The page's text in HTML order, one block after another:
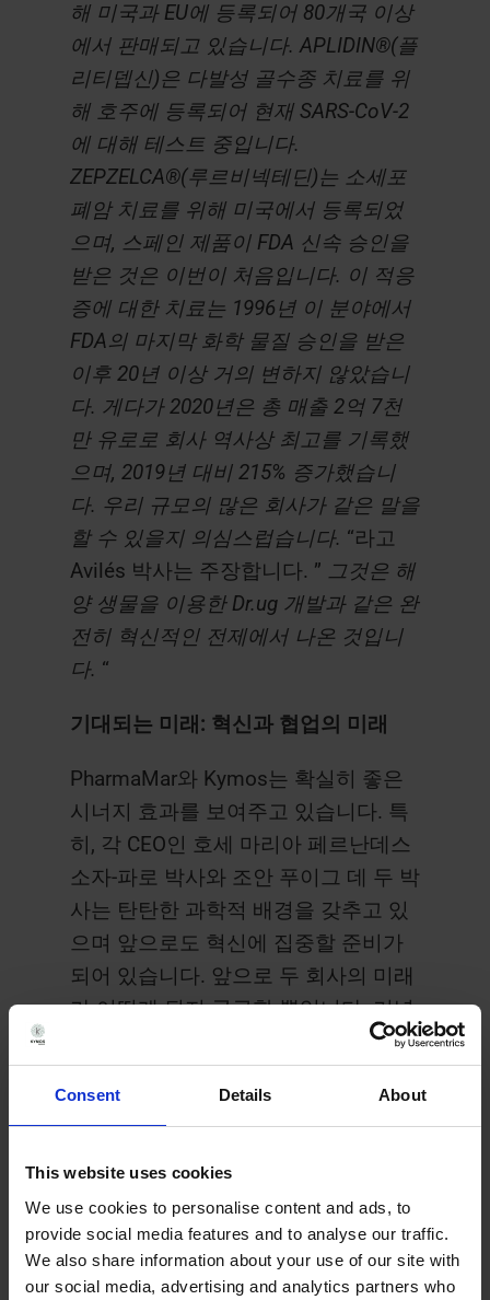
Consent Details About
This website uses cookies
We use cookies to personalise content and ads, to
provide social media features and to analyse our traffic.
We also share information about your use of our site with
our social media, advertising and analytics partners who
해 미국과 EU에 등록되어 80개국 이상
에서 판매되고 있습니다. APLIDIN®(플
리티뎁신)은 다발성 골수종 치료를 위
해 호주에 등록되어 현재 SARS-CoV-2
에 대해 테스트 중입니다.
ZEPZELCA®(루르비넥테딘)는 소세포
폐암 치료를 위해 미국에서 등록되었
으며, 스페인 제품이 FDA 신속 승인을
받은 것은 이번이 처음입니다. 이 적응
증에 대한 치료는 1996년 이 분야에서
FDA의 마지막 화학 물질 승인을 받은
이후 20년 이상 거의 변하지 않았습니
다. 게다가 2020년은 총 매출 2억 7천
만 유로로 회사 역사상 최고를 기록했
으며, 2019년 대비 215% 증가했습니
다. 우리 규모의 많은 회사가 같은 말을
할 수 있을지 의심스럽습니다. “라고
Avilés 박사는 주장합니다. ” 그것은 해
양 생물을 이용한 Dr.ug 개발과 같은 완
전히 혁신적인 전제에서 나온 것입니
다. “
기대되는 미래: 혁신과 협업의 미래
PharmaMar와 Kymos는 확실히 좋은
시너지 효과를 보여주고 있습니다. 특
히, 각 CEO인 호세 마리아 페르난데스
소자-파로 박사와 조안 푸이그 데 두 박
사는 탄탄한 과학적 배경을 갖추고 있
으며 앞으로도 혁신에 집중할 준비가
되어 있습니다. 앞으로 두 회사의 미래
가 어떻게 될지 궁금할 뿐입니다. 기념
일은 과거를 돌아볼 수 있는 좋은 기회
기회이기 때문입니다. 루이사 가르시
했습니다.
“바르셀로나 과학관(PCB)에서 시작한
이래로 저희는 먼 길을 걸어왔습니다.
고객들이 저희 사업과 함께 성장하는